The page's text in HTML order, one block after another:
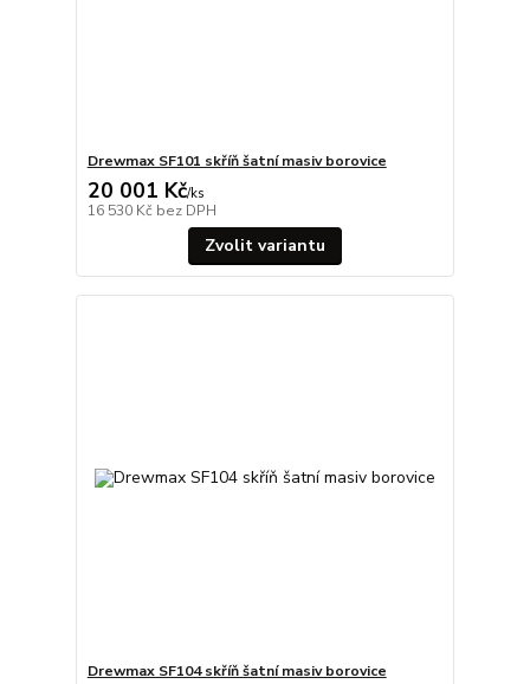
Drewmax SF101 skříň šatní masiv borovice
20 001 Kč/ks
16 530 Kč bez DPH
Zvolit variantu
Drewmax SF104 skříň šatní masiv borovice